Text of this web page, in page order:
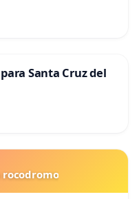
Santa Cruz del